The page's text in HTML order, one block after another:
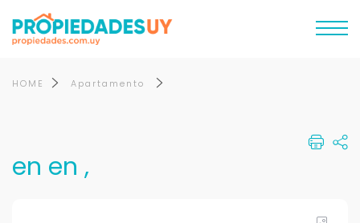
HOME Apartamento
en en ,